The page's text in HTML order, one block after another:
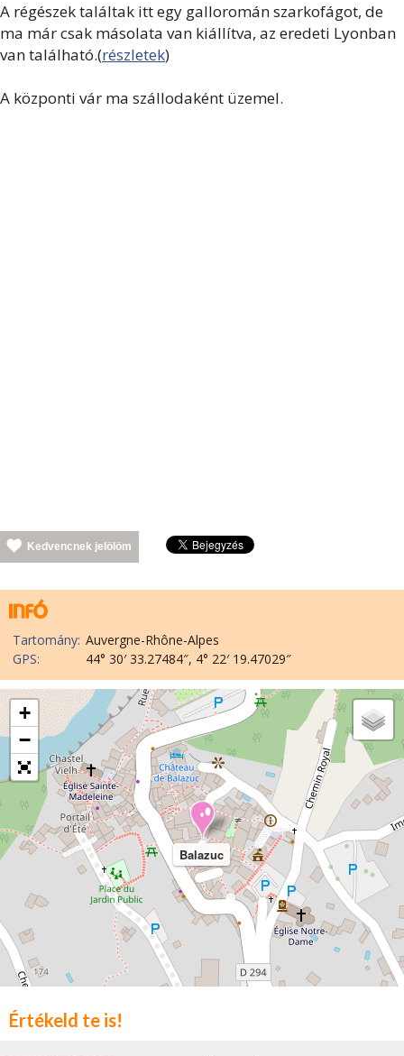
A régészek találtak itt egy galloromán szarkofágot, de
ma már csak másolata van kiállítva, az eredeti Lyonban
van található.(részletek)
A központi vár ma szállodaként üzemel.
Kedvencnek jelölöm
Tartomány: Auvergne-Rhône-Alpes
GPS:
44° 30′ 33.27484″, 4° 22′ 19.47029″
Balazuc
+
−
Értékeld te is!